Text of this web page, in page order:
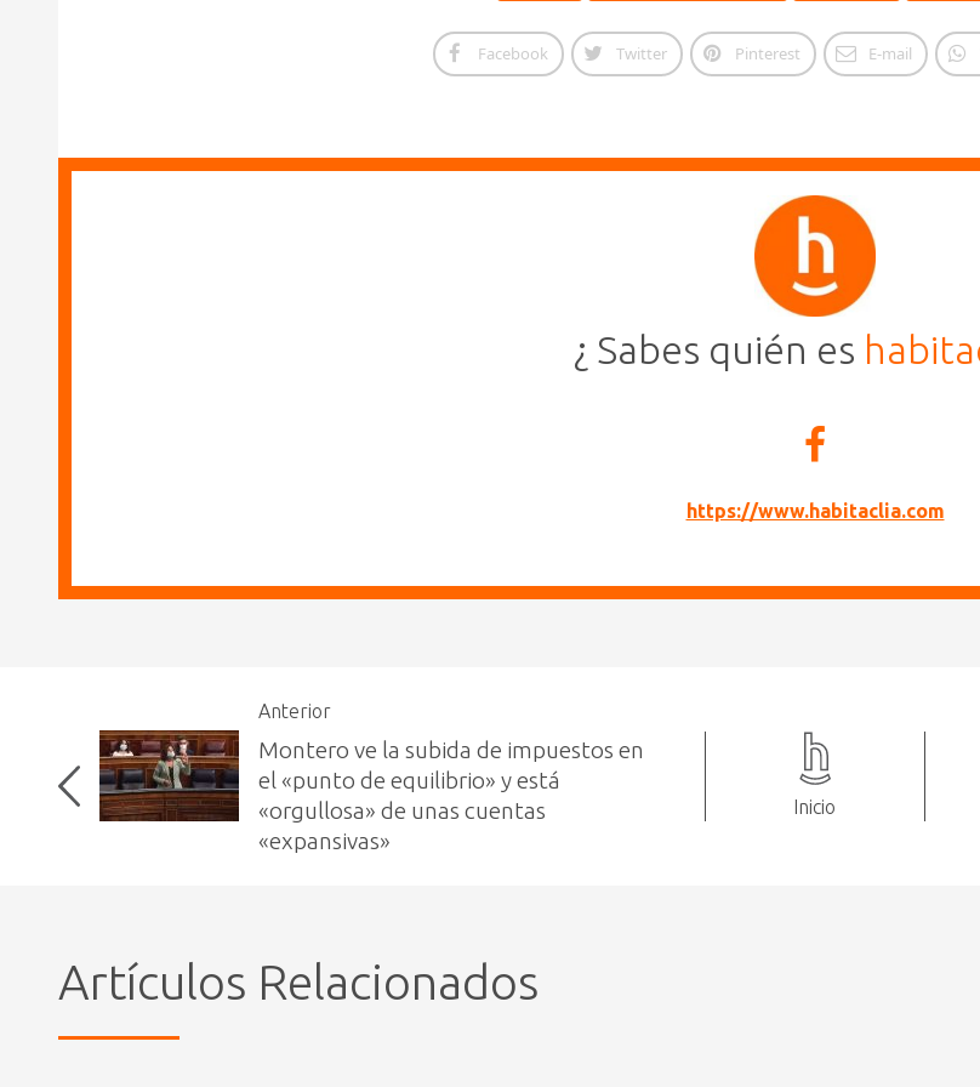
Facebook Twitter Pinterest E-mail
¿ Sabes quién es
https://www.habitaclia.com
Anterior
Montero ve la subida de impuestos en
el «punto de equilibrio» y está
«orgullosa» de unas cuentas
«expansivas»
Inicio
Artículos Relacionados